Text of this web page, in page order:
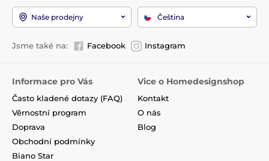
Naše prodejny Čeština
Jsme také na: Facebook Instagram
Informace pro Vás
Často kladené dotazy (FAQ)
Věrnostní program
Doprava
Obchodní podmínky
Biano Star
Vice o Homedesignshop
Kontakt
O nás
Blog